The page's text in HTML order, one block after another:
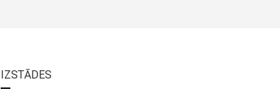
IZSTĀDES